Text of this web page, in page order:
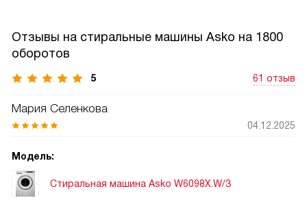
Отзывы на стиральные машины Asko на 1800
оборотов
5 61 отзыв
Мария Селенкова
04.12.2025
Модель:
Стиральная машина Asko W6098X.W/3